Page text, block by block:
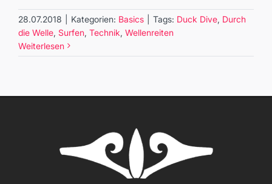
28.07.2018 Kategorien: Basics Tags: Duck Dive, Durch
die Welle, Surfen, Technik, Wellenreiten
Weiterlesen